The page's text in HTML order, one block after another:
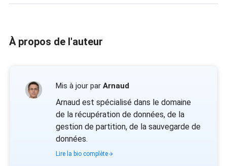
À propos de l'auteur
Mis à jour par Arnaud
Arnaud est spécialisé dans le domaine
de la récupération de données, de la
gestion de partition, de la sauvegarde de
données.
Lire la bio complète